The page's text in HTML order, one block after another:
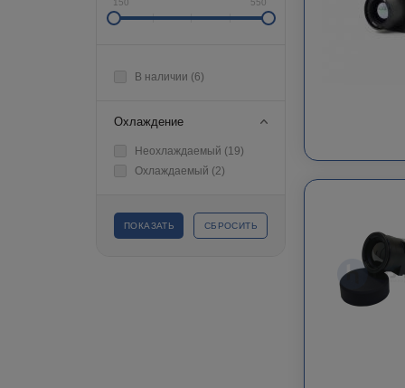
150 550
В наличии (6)
Охлаждение
Неохлаждаемый (19)
Охлаждаемый (2)